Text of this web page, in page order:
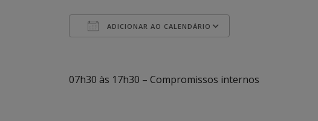
ADICIONAR AO CALENDÁRIO
07h30 às 17h30 – Compromissos internos